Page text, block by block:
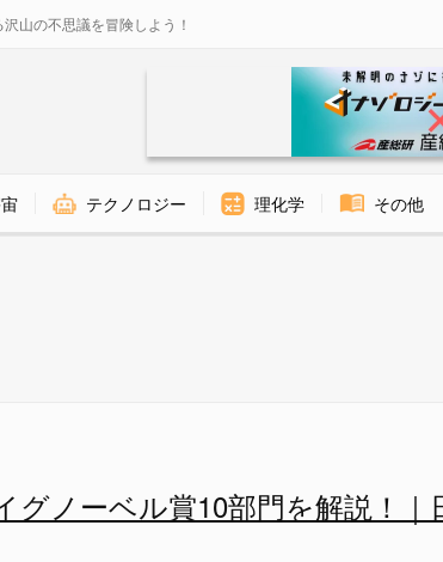
山の不思議を冒険しよう！
テクノロジー 理化学 その他
グノーベル賞10部門を解説！｜